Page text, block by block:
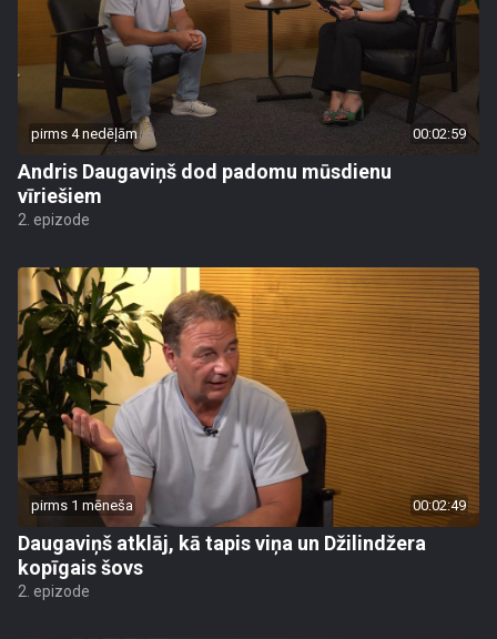
pirms 4 nedēļām 00:02:59
Andris Daugaviņš dod padomu mūsdienu
vīriešiem
2. epizode
pirms 1 mēneša 00:02:49
Daugaviņš atklāj, kā tapis viņa un Džilindžera
kopīgais šovs
2. epizode